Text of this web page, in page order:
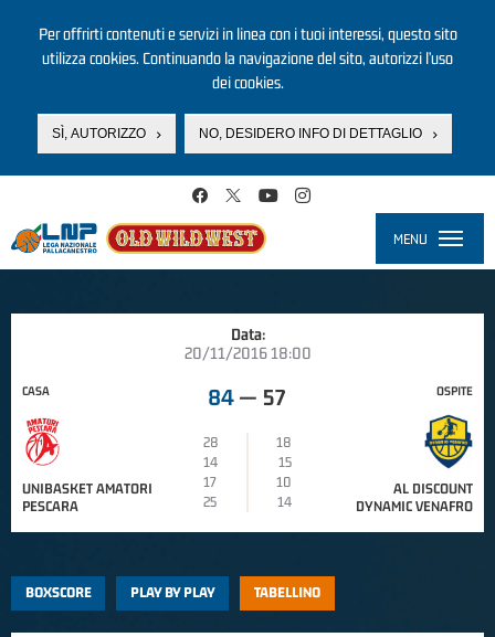
Per offrirti contenuti e servizi in linea con i tuoi interessi, questo sito
utilizza cookies. Continuando la navigazione del sito, autorizzi l’uso
dei cookies.
SÌ, AUTORIZZO NO, DESIDERO INFO DI DETTAGLIO
MENU
Data:
20/11/2016 18:00
CASA
UNIBASKET AMATORI
PESCARA
84 — 57
28
18
14
15
17
10
25
14
OSPITE
AL DISCOUNT
DYNAMIC VENAFRO
BOXSCORE PLAY BY PLAY TABELLINO